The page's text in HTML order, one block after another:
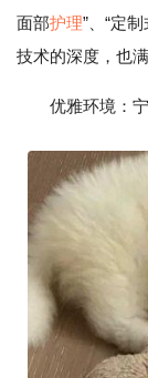
面部护理”、“定
技术的深度，也
优雅环境：